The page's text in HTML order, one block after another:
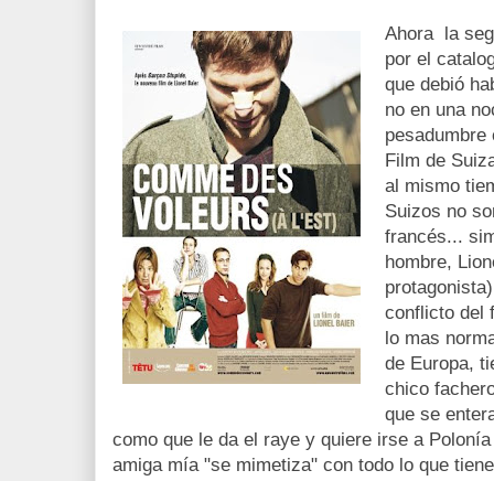
Ahora la
por el
que debió
no en una
Film de
al mismo
Suizos no
francés...
hombre,
conflicto del
lo mas
de Europa,
chico
que se
como que le da el raye y quiere irse a
amiga mía "se mimetiza" con todo lo que